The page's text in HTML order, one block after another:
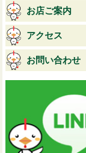
お店ご案内
アクセス
お問い合わせ